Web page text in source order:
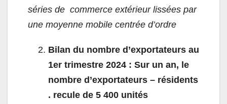
séries de commerce extérieur lissées par
une moyenne mobile centrée d’ordre
Bilan du nombre d’exportateurs au
1er trimestre 2024 : Sur un an, le
nombre d’exportateurs – résidents
. recule de 5 400 unités